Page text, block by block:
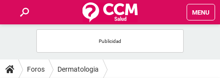
MENU
FOROS
Foros Dermatologia